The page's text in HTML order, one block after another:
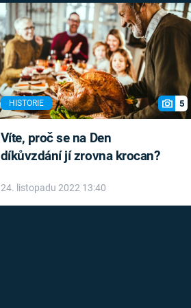
HISTORIE 5
Víte, proč se na Den
díkůvzdání jí zrovna krocan?
24. listopadu 2022 13:40